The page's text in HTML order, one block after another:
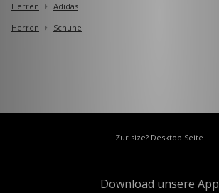
Herren
Adidas
Herren
Schuhe
Zur size? Desktop Seite
Download unsere App